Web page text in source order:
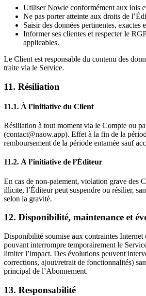
Utiliser Nowie conformément aux lois
Ne pas porter atteinte aux droits de
Saisir des données pertinentes, exactes
Informer ses clientes et respecter le
applicables.
Le Client est responsable du contenu des
traite via le Service.
11. Résiliation
11.1. À l’initiative du Client
Résiliation à tout moment via le Compte ou
(contact@naow.app). Effet à la fin de la
remboursement de la période entamée sauf
11.2. À l’initiative de l’Éditeur
En cas de non-paiement, violation grave des
illicite, l’Éditeur peut suspendre ou résilier,
selon la gravité.
12. Disponibilité, maintenance et
Disponibilité soumise aux contraintes Internet
pouvant interrompre temporairement le
limiter l’impact. Des évolutions peuvent
corrections, ajout/retrait de fonctionnalités)
principal de l’Abonnement.
13. Responsabilité